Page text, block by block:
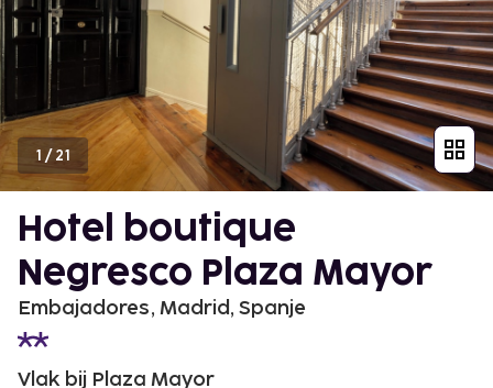
1 /21
Hotel boutique
Negresco Plaza Mayor
Embajadores, Madrid, Spanje
Vlak bij Plaza Mayor